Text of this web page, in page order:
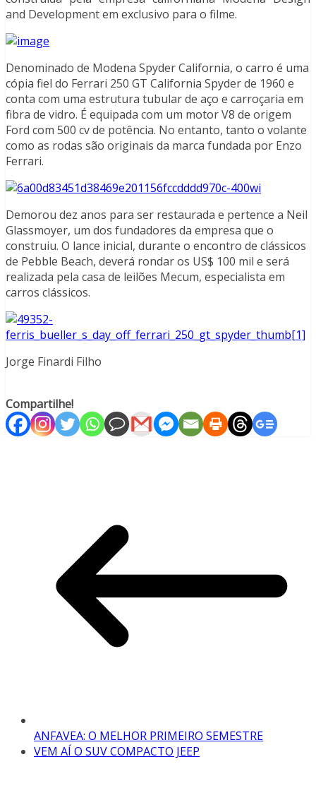
and Development em exclusivo para o filme.
Denominado de Modena Spyder California, o carro é uma
cópia fiel do Ferrari 250 GT California Spyder de 1960 e
conta com uma estrutura tubular de aço e carroçaria em
fibra de vidro. É equipada com um motor V8 de origem
Ford com 500 cv de potência. No entanto, tanto o volante
como as rodas são originais da marca fundada por Enzo
Ferrari.
Demorou dez anos para ser restaurada e pertence a Neil
Glassmoyer, um dos fundadores da empresa que o
construiu. O lance inicial, durante o encontro de clássicos
de Pebble Beach, deverá rondar os US$ 100 mil e será
realizada pela casa de leilões Mecum, especialista em
carros clássicos.
Jorge Finardi Filho
Compartilhe!
ANFAVEA: O MELHOR PRIMEIRO SEMESTRE
VEM AÍ O SUV COMPACTO JEEP